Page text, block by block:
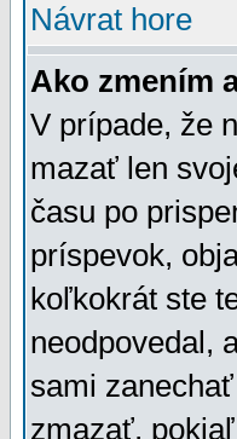
Návrat hore
Ako zmením
V prípade, že
mazať len
času po
príspevok,
koľkokrát ste
neodpovedal,
sami
zmazať,